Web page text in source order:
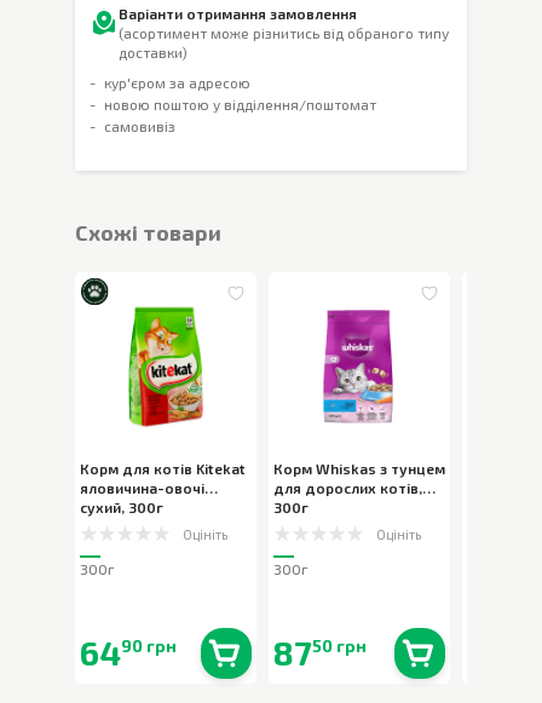
Варіанти отримання замовлення
(асортимент може різнитись від обраного типу
доставки)
кур'єром за адресою
новою поштою у відділення/поштомат
самовивіз
Cхожі товари
Корм для котів Kitekat
яловичина-овочі
сухий, 300г
Оцініть
300г
6490 грн
Корм Whiskas з тунцем
для дорослих котів,
300г
Оцініть
300г
8750 грн